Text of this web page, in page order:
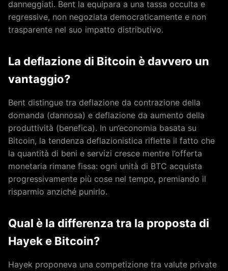
danneggiati. Bent la equipara a una tassa occulta e
regressive, non negoziata democraticamente e non
trasparente nel suo impatto distributivo.
La deflazione di Bitcoin è davvero un
vantaggio?
Bent distingue tra deflazione da contrazione della
domanda (dannosa) e deflazione da aumento della
produttività (benefica). In un’economia basata su
Bitcoin, la tendenza deflazionistica riflette il fatto che
la quantità di beni e servizi cresce mentre l’offerta
monetaria rimane fissa: ogni unità di BTC acquista
progressivamente più cose nel tempo, premiando il
risparmio anziché punirlo.
Qual è la differenza tra la proposta di
Hayek e Bitcoin?
Hayek proponeva una competizione tra valute private